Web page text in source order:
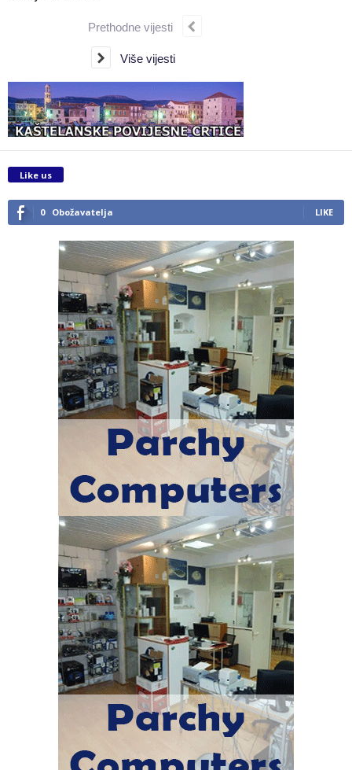
Prethodne vijesti
Više vijesti
Like us
0 Obožavatelja LIKE